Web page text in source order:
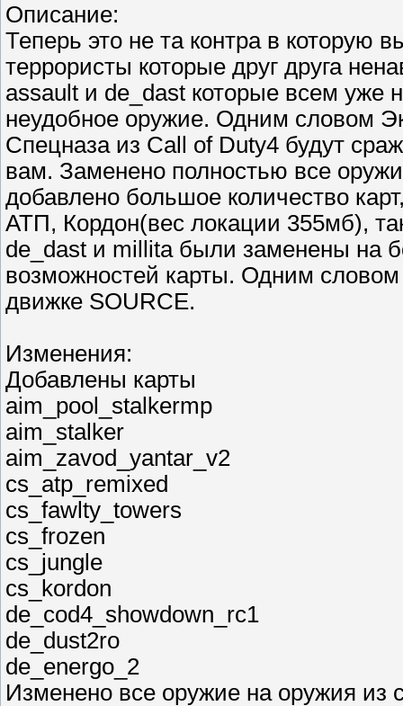
Описание:
Теперь это не та контра в которую
террористы которые друг друга
assault и de_dast которые всем уже
неудобное оружие. Одним словом
Спецназа из Call of Duty4 будут
вам. Заменено полностью все
добавлено большое количество
АТП, Кордон(вес локации 355мб),
de_dast и millita были заменены на
возможностей карты. Одним
движке SOURCE.
Изменения:
Добавлены карты
aim_pool_stalkermp
aim_stalker
aim_zavod_yantar_v2
cs_atp_remixed
cs_fawlty_towers
cs_frozen
cs_jungle
cs_kordon
de_cod4_showdown_rc1
de_dust2ro
de_energo_2
Изменено все оружие на оружия из